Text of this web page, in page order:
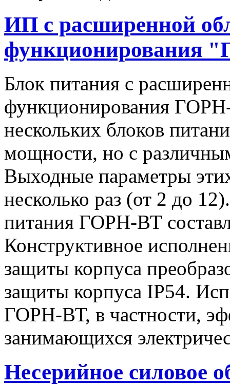
ИП с расширенной
функционирования
Блок питания с
функционирования
нескольких блоков
мощности, но с
Выходные параметры
несколько раз (от 2 до
питания ГОРН-ВТ
Конструктивное
защиты корпуса
защиты корпуса IP54.
ГОРН-ВТ, в частности,
занимающихся
Несерийное силовое